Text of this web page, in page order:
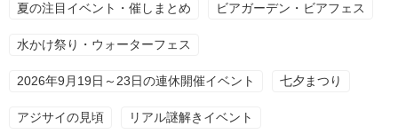
夏の注目イベント・催しまとめ ビアガーデン・ビアフェス
水かけ祭り・ウォーターフェス
2026年9月19日～23日の連休開催イベント 七夕まつり
アジサイの見頃 リアル謎解きイベント